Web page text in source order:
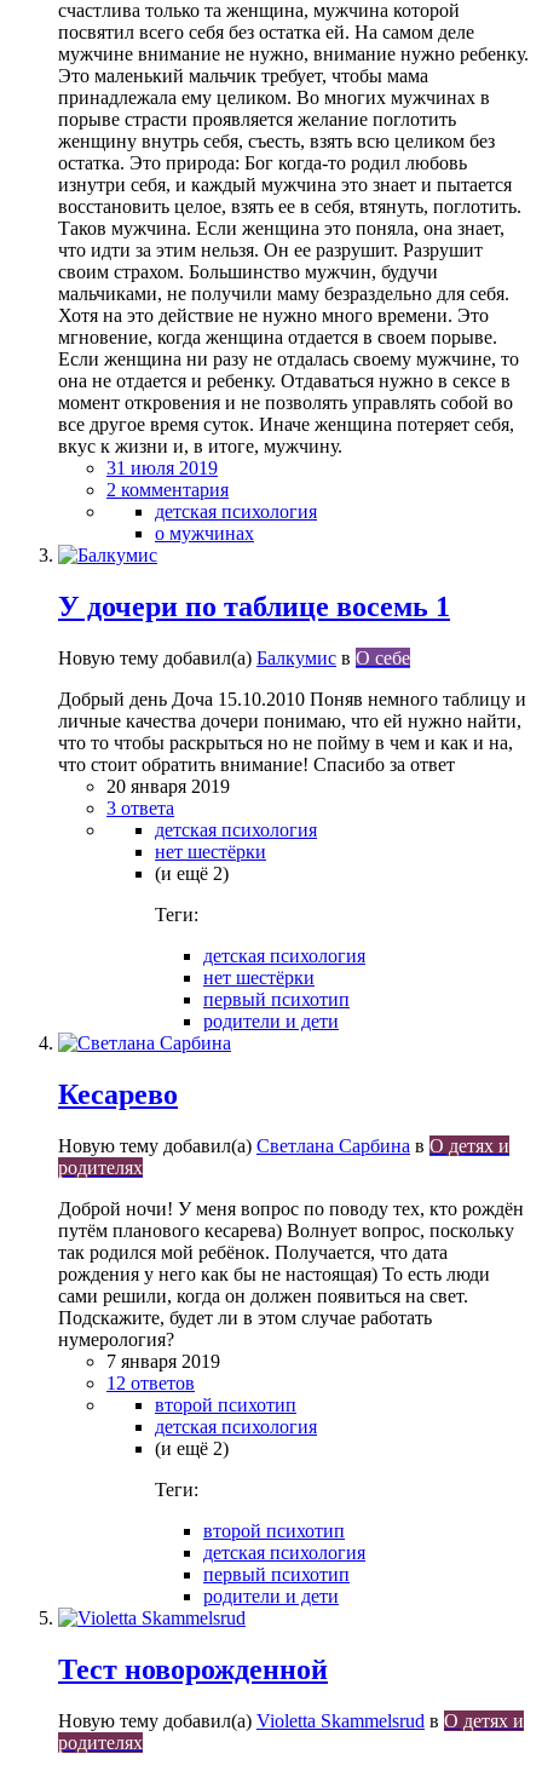
счастлива только та женщина, мужчина которой
посвятил всего себя без остатка ей. На самом деле
мужчине внимание не нужно, внимание нужно ребенку.
Это маленький мальчик требует, чтобы мама
принадлежала ему целиком. Во многих мужчинах в
порыве страсти проявляется желание поглотить
женщину внутрь себя, съесть, взять всю целиком без
остатка. Это природа: Бог когда-то родил любовь
изнутри себя, и каждый мужчина это знает и пытается
восстановить целое, взять ее в себя, втянуть, поглотить.
Таков мужчина. Если женщина это поняла, она знает,
что идти за этим нельзя. Он ее разрушит. Разрушит
своим страхом. Большинство мужчин, будучи
мальчиками, не получили маму безраздельно для себя.
Хотя на это действие не нужно много времени. Это
мгновение, когда женщина отдается в своем порыве.
Если женщина ни разу не отдалась своему мужчине, то
она не отдается и ребенку. Отдаваться нужно в сексе в
момент откровения и не позволять управлять собой во
все другое время суток. Иначе женщина потеряет себя,
вкус к жизни и, в итоге, мужчину.
31 июля 2019
2 комментария
детская психология
о мужчинах
У дочери по таблице восемь 1
Новую тему добавил(а) Балкумис в О себе
Добрый день Доча 15.10.2010 Поняв немного таблицу и
личные качества дочери понимаю, что ей нужно найти,
что то чтобы раскрыться но не пойму в чем и как и на,
что стоит обратить внимание! Спасибо за ответ
20 января 2019
3 ответа
детская психология
нет шестёрки
(и ещё 2)
Теги:
детская психология
нет шестёрки
первый психотип
родители и дети
Кесарево
Новую тему добавил(а) Светлана Сарбина в О детях и
родителях
Доброй ночи! У меня вопрос по поводу тех, кто рождён
путём планового кесарева) Волнует вопрос, поскольку
так родился мой ребёнок. Получается, что дата
рождения у него как бы не настоящая) То есть люди
сами решили, когда он должен появиться на свет.
Подскажите, будет ли в этом случае работать
нумерология?
7 января 2019
12 ответов
второй психотип
детская психология
(и ещё 2)
Теги:
второй психотип
детская психология
первый психотип
родители и дети
Тест новорожденной
Новую тему добавил(а) Violetta Skammelsrud в О детях и
родителях